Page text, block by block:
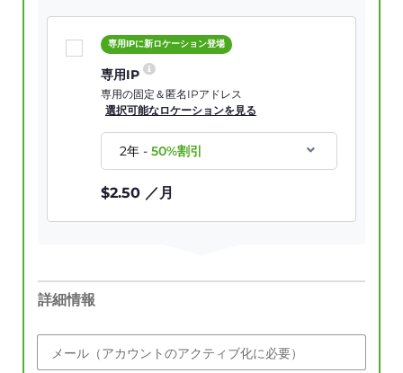
専用IPに新ロケーション登場
専用IP
専用の固定＆匿名IPアドレス
選択可能なロケーションを見る
2年-50%割引
$2.50 ／月
詳細情報
メール（アカウントのアクティブ化に必要）